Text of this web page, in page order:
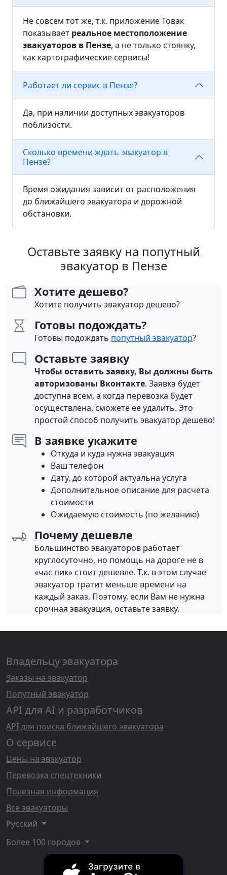
Не совсем тот же, т.к. приложение Товак
показывает реальное местоположение
эвакуаторов в Пензе, а не только стоянку,
как картографические сервисы!
Работает ли сервис в Пензе?
Да, при наличии доступных эвакуаторов
поблизости.
Сколько времени ждать эвакуатор в
Пензе?
Время ожидания зависит от расположения
до ближайшего эвакуатора и дорожной
обстановки.
Оставьте заявку на попутный
эвакуатор в Пензе
Хотите дешево?
Хотите получить эвакуатор дешево?
Готовы подождать?
Готовы подождать попутный эвакуатор?
Оставьте заявку
Чтобы оставить заявку, Вы должны быть
авторизованы Вконтакте. Заявка будет
доступна всем, а когда перевозка будет
осуществлена, сможете ее удалить. Это
простой способ получить эвакуатор дешево!
В заявке укажите
Откуда и куда нужна эвакуация
Ваш телефон
Дату, до которой актуальна услуга
Дополнительное описание для расчета
стоимости
Ожидаемую стоимость (по желанию)
Почему дешевле
Большинство эвакуаторов работает
круглосуточно, но помощь на дороге не в
«час пик» стоит дешевле. Т.к. в этом случае
эвакуатор тратит меньше времени на
каждый заказ. Поэтому, если Вам не нужна
срочная эвакуация, оставьте заявку.
Владельцу эвакуатора
Заказы на эвакуатор
Попутный эвакуатор
API для AI и разработчиков
API для поиска ближайшего эвакуатора
О сервисе
Цены на эвакуатор
Перевозка спецтехники
Полезная информация
Все эвакуаторы
Русский
Более 100 городов